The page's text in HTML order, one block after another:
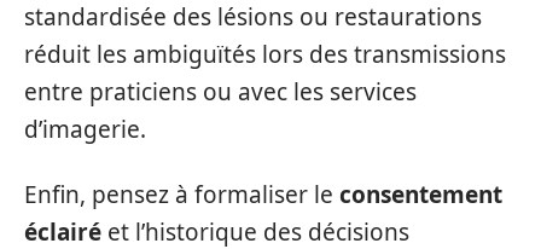
standardisée des lésions ou restaurations
réduit les ambiguïtés lors des transmissions
entre praticiens ou avec les services
d’imagerie.
Enfin, pensez à formaliser le consentement
éclairé et l’historique des décisions